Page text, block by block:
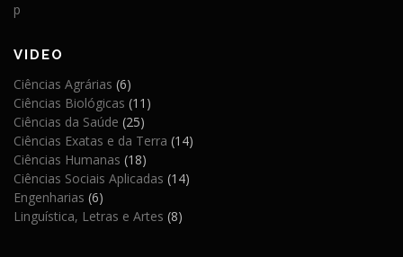
p
VIDEO
Ciências Agrárias (6)
Ciências Biológicas (11)
Ciências da Saúde (25)
Ciências Exatas e da Terra (14)
Ciências Humanas (18)
Ciências Sociais Aplicadas (14)
Engenharias (6)
Linguística, Letras e Artes (8)